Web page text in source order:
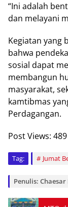
“Ini adalah
dan melayani
Kegiatan yang
bahwa
sosial dapat
membangun
masyarakat,
kamtibmas
Perdagangan.
Post Views: 489
Tag: Jumat
Penulis: Chaesar